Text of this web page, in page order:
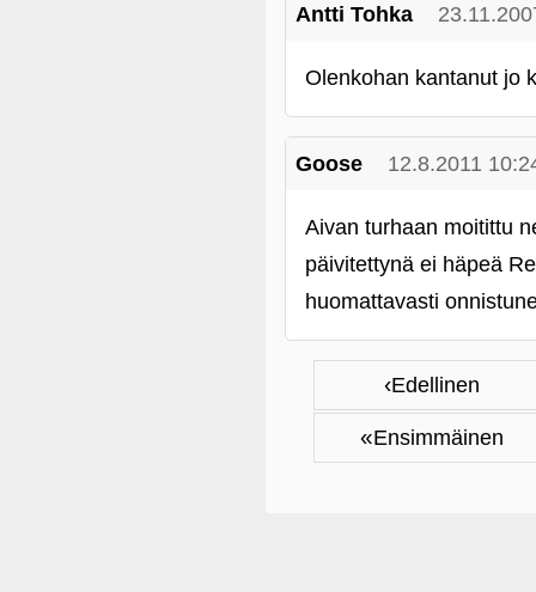
Antti Tohka
Olenkohan kantanut jo
Goose 12.8.2011
Aivan turhaan moitittu
päivitettynä ei häpeä
huomattavasti
‹Edellinen
«Ensimmäinen